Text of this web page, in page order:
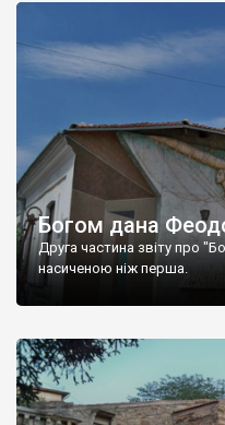
Богом дана
Друга частина звіту про
насиченою ніж перша.